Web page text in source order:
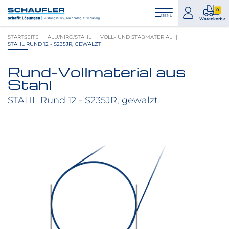
Inhalt
Hauptnavigation
Footernavigation
Logo
Schaufler
verlinkt
zur
MENÜ
zum
Konto
0
Warenkorb >
0
STARTSEITE ALU/NIRO/STAHL
VOLL- UND STABMATERIAL
STAHL RUND 12 - S235JR, GEWALZT
Produktbilder
überspringen
Rund-Vollmaterial aus
Stahl
STAHL Rund 12 - S235JR, gewalzt